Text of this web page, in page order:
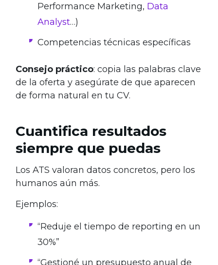
Performance Marketing, Data
Analyst…)
Competencias técnicas específicas
Consejo práctico: copia las palabras clave
de la oferta y asegúrate de que aparecen
de forma natural en tu CV.
Cuantifica resultados
siempre que puedas
Los ATS valoran datos concretos, pero los
humanos aún más.
Ejemplos:
“Reduje el tiempo de reporting en un
30%”
“Gestioné un presupuesto anual de